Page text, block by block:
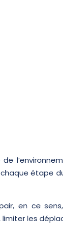
étape
en ce sens,
limiter les